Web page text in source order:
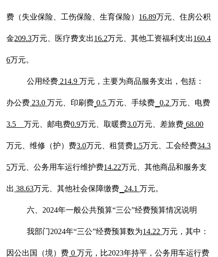
费 （失业保险 工伤保险 、生育保险） 16.89万元、住房公积
金209.3万元、医疗费支出16.2万元、其他工资福利支出160.4
6万元。
公用经费 214.9万元，主要为商品服务支出，包括：
办公费 23.0 万元、印刷费 0.5万元、手续费 0.2万元、电费
3.5万元、邮电费0.9万元 、取暖费3.0万元 差旅费 68.00
万元 、维修（护）费3.0万元、租赁费1.5万元、 工会经费34.3
5万元、公务用车运行维护费14.22万元、其他商品和服务支
出 38.63万元 、其他社会保障缴费 24.1万元。
六、 2024年一般公共预算“三公”经费预算情况说明
我部门2024年“三公”经费预算数为14.22 万元，其中：
因公出国（境）费 0万元，比2023年持平 ，公务用车运行费